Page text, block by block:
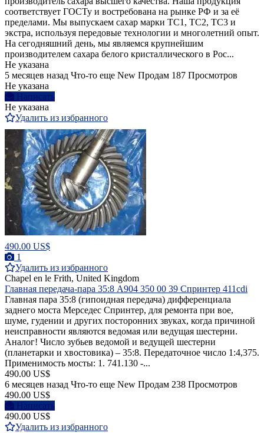
соответствует ГОСТу и востребована на рынке РФ и за её
пределами. Мы выпускаем сахар марки ТС1, ТС2, ТС3 и
экстра, используя передовые технологии и многолетний опыт.
На сегодняшний день, мы являемся крупнейшим
производителем сахара белого кристаллического в Рос...
Не указана
5 месяцев назад Что-то еще New Продам 187 Просмотров
Не указана
Написать
Не указана
Удалить из избранного
490.00 US$
1
Удалить из избранного
Chapel en le Frith, United Kingdom
Главная передача-пара 35:8 A904 350 00 39 Спринтер 411cdi
Главная пара 35:8 (гипоидная передача) дифференциала
заднего моста Mерседес Спринтер, для ремонта при вое,
шуме, гудении и других посторонних звуках, когда причиной
неисправности являются ведомая или ведущая шестерни.
Аналог! Число зубьев ведомой и ведущей шестерни
(планетарки и хвостовика) – 35:8. Передаточное число 1:4,375.
Применимость мосты: 1. 741.130 -...
490.00 US$
6 месяцев назад Что-то еще New Продам 238 Просмотров
490.00 US$
Написать
490.00 US$
Удалить из избранного